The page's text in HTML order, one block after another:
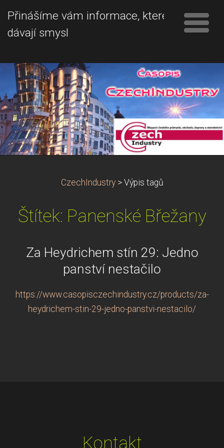
Přinášíme vám informace, které
dávají smysl
CzechIndustry > Výpis tagů
Štítek: Panenské Břežany
Za Heydrichem stín 29: Jedno
panství nestačilo
https://www.casopisczechindustry.cz/products/za-
heydrichem-stin-29-jedno-panstvi-nestacilo/
Kontakt